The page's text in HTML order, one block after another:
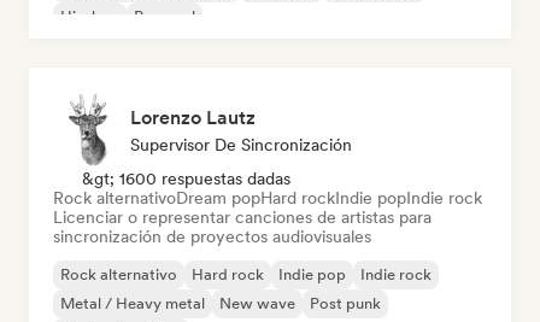
Hip-hop
Pop soul
Lorenzo Lautz
Supervisor De Sincronización
&gt; 1600 respuestas dadas
Rock alternativoDream popHard rockIndie popIndie rock
Licenciar o representar canciones de artistas para
sincronización de proyectos audiovisuales
Rock alternativo Hard rock Indie pop
Indie rock
Metal / Heavy metal
New wave
Post punk